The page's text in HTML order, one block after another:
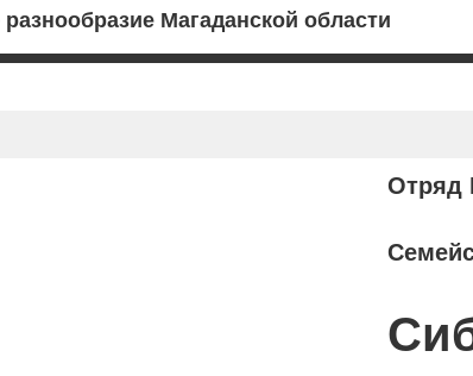
Магаданской области
Отряд